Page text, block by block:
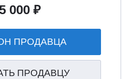
000 ₽
ПРОДАВЦА
ПРОДАВЦУ